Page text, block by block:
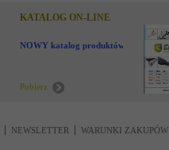
KATALOG ON-LINE
NOWY katalog produktów !
Pobierz
NEWSLETTER WARUNKI ZAKUPÓW